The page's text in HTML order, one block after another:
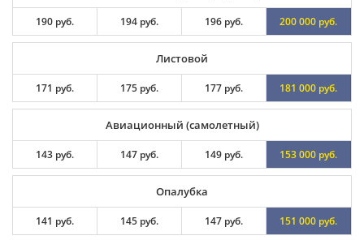
190 руб. 194 руб. 196 руб. 200 000 руб.
Листовой
171 руб. 175 руб. 177 руб. 181 000 руб.
Авиационный (самолетный)
143 руб. 147 руб. 149 руб. 153 000 руб.
Опалубка
141 руб. 145 руб. 147 руб. 151 000 руб.